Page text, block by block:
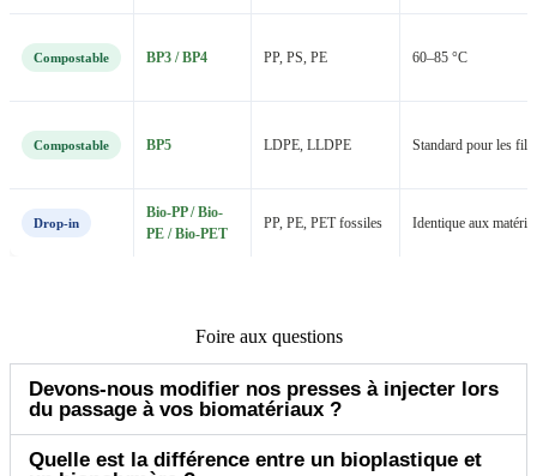
Compostable BP3 / BP4 PP, PS, PE 60–85 °C
Compostable BP5 LDPE, LLDPE Standard pour les
Drop-in
Bio-PP / Bio-
PE / Bio-PET
PP, PE, PET fossiles Identique aux
Foire aux questions
Devons-nous modifier nos presses à injecter lors
du passage à vos biomatériaux ?
Quelle est la différence entre un bioplastique et